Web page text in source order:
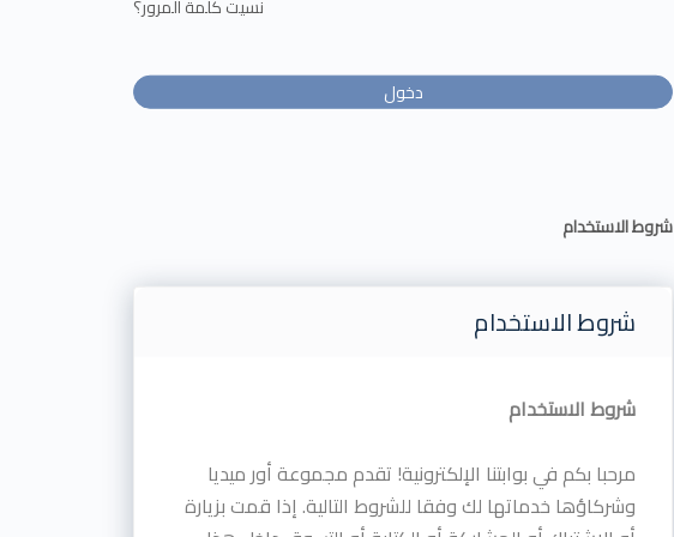
نسيت كلمة المرور؟
شروط الاستخدام
شروط الاستخدام
شروط الاستخدام
مرحبا بكم في بوابتنا الإلكترونية! تقدم مجموعة أور ميديا
وشركاؤها خدماتها لك وفقا للشروط التالية. إذا قمت بزيارة